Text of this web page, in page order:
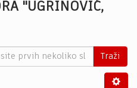
"UGRINOVIĆ,
Traži